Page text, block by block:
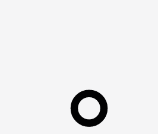
МагазинКонтакты